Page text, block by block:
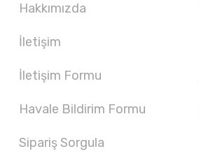
Hakkımızda
İletişim
İletişim Formu
Havale Bildirim Formu
Sipariş Sorgula